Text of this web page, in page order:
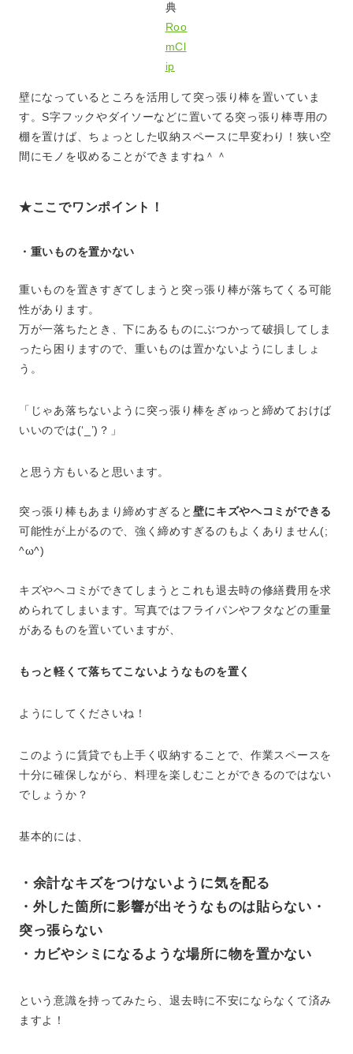
典
Roo
mCl
ip
壁になっているところを活用して突っ張り棒を置いていま
す。S字フックやダイソーなどに置いてる突っ張り棒専用の
棚を置けば、ちょっとした収納スペースに早変わり！狭い空
間にモノを収めることができますね＾＾
★ここでワンポイント！
・重いものを置かない
重いものを置きすぎてしまうと突っ張り棒が落ちてくる可能
性があります。
万が一落ちたとき、下にあるものにぶつかって破損してしま
ったら困りますので、重いものは置かないようにしましょ
う。
「じゃあ落ちないように突っ張り棒をぎゅっと締めておけば
いいのでは(‘_’)？」
と思う方もいると思います。
突っ張り棒もあまり締めすぎると 壁にキズやヘコミができる
可能性が上がるので、強く締めすぎるのもよくありません(;
^ω^)
キズやヘコミができてしまうとこれも退去時の修繕費用を求
められてしまいます。写真ではフライパンやフタなどの重量
があるものを置いていますが、
もっと軽くて落ちてこないようなものを置く
ようにしてくださいね！
このように賃貸でも上手く収納することで、作業スペースを
十分に確保しながら、料理を楽しむことができるのではない
でしょうか？
基本的には、
・余計なキズをつけないように気を配る
・外した箇所に影響が出そうなものは貼らない・
突っ張らない
・カビやシミになるような場所に物を置かない
という意識を持ってみたら、退去時に不安にならなくて済み
ますよ！